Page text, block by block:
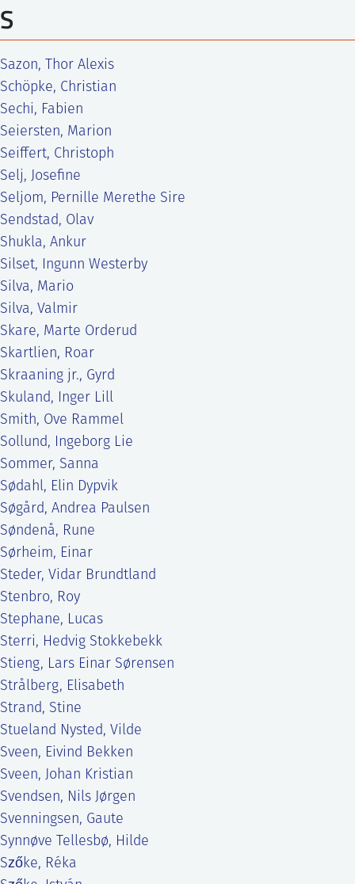
S
Sazon, Thor Alexis
Schöpke, Christian
Sechi, Fabien
Seiersten, Marion
Seiffert, Christoph
Selj, Josefine
Seljom, Pernille Merethe Sire
Sendstad, Olav
Shukla, Ankur
Silset, Ingunn Westerby
Silva, Mario
Silva, Valmir
Skare, Marte Orderud
Skartlien, Roar
Skraaning jr., Gyrd
Skuland, Inger Lill
Smith, Ove Rammel
Sollund, Ingeborg Lie
Sommer, Sanna
Sødahl, Elin Dypvik
Søgård, Andrea Paulsen
Søndenå, Rune
Sørheim, Einar
Steder, Vidar Brundtland
Stenbro, Roy
Stephane, Lucas
Sterri, Hedvig Stokkebekk
Stieng, Lars Einar Sørensen
Strålberg, Elisabeth
Strand, Stine
Stueland Nysted, Vilde
Sveen, Eivind Bekken
Sveen, Johan Kristian
Svendsen, Nils Jørgen
Svenningsen, Gaute
Synnøve Tellesbø, Hilde
Szőke, Réka